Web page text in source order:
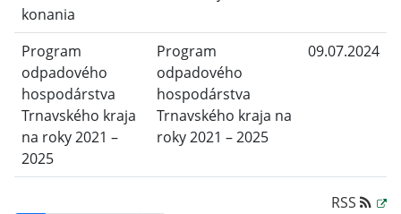
konania
Program
odpadového
hospodárstva
Trnavského kraja
na roky 2021 –
2025
Program
odpadového
hospodárstva
Trnavského kraja na
roky 2021 – 2025
09.07.2024
RSS